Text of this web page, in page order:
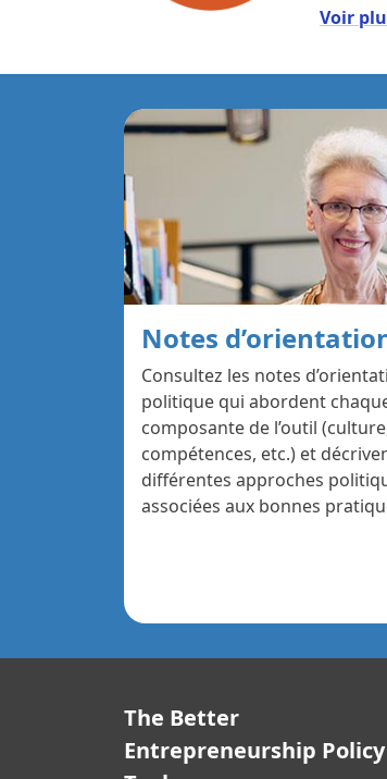
Voir
Notes
Consultez les notes
politique qui abordent
composante de l’outil
compétences, etc.) et
différentes approches
associées aux bonnes
The Better
Entrepreneurship Policy